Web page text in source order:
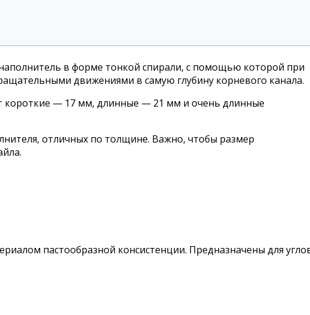
в форме тонкой спирали, с помощью которой при
движениями в самую глубину корневого канала.
короткие — 17 мм, длинные — 21 мм и очень длинные
отличных по толщине. Важно, чтобы размер
пастообразной консистенции. Предназначены для